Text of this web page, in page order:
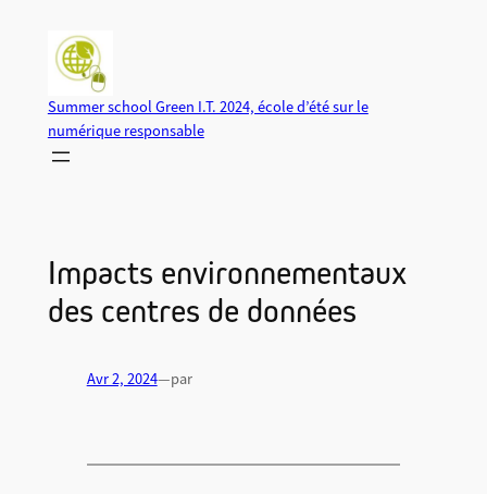
contenu
Summer school Green I.T. 2024, école d’été sur le
numérique responsable
Impacts environnementaux
des centres de données
Avr 2, 2024—par